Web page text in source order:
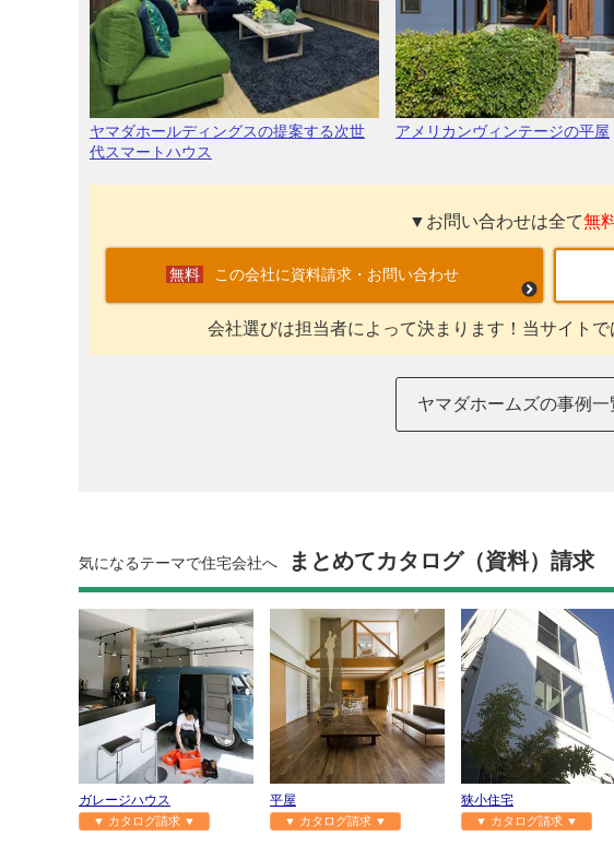
ヤマダホールディングスの提案する次世
代スマートハウス
アメリカンヴィンテージの平屋
▼お問い合わせは全て無
この会社に資料請求・お問い合わせ
会社選びは担当者によって決まります！当サイトで
ヤマダホームズの事例一
気になるテーマで住宅会社へ まとめてカタログ（資料）請求
ガレージハウス
▼ カタログ請求 ▼
平屋
▼ カタログ請求 ▼
狭小住宅
▼ カタログ請求 ▼